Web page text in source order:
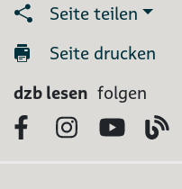
Seite teilen
Seite drucken
dzb lesen folgen
FacebookInstagram
YouTube